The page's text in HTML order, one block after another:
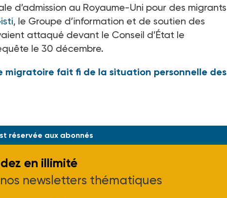
d’admission au Royaume-Uni pour des migrants
, le Groupe d’information et de soutien des
attaqué devant le Conseil d’État le
le 30 décembre.
migratoire fait fi de la situation personnelle des
réservée aux abonnés
en illimité
newsletters thématiques